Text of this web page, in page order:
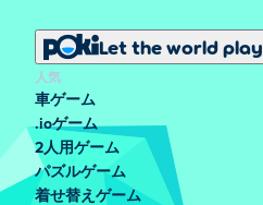
Let the world play
人気
車ゲーム
.ioゲーム
2人用ゲーム
パズルゲーム
着せ替えゲーム